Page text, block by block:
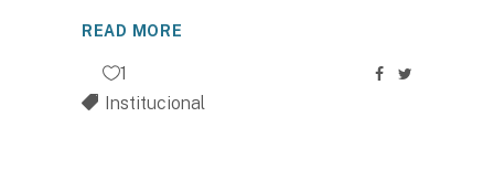
READ MORE
1
Institucional